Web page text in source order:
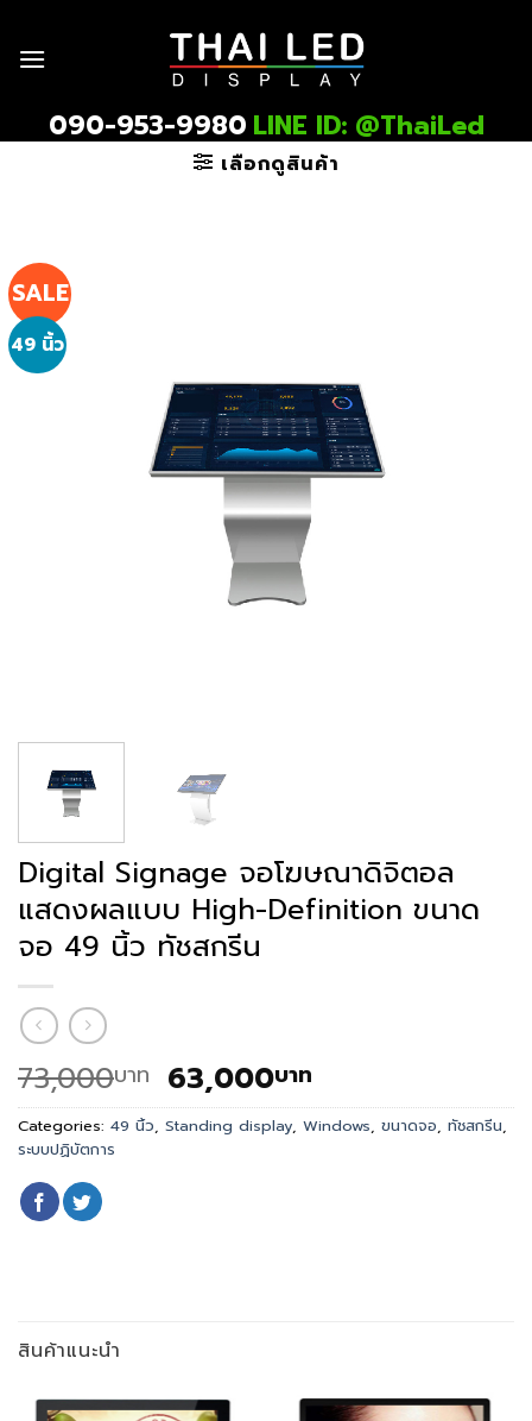
content
090-953-9980 LINE ID: @ThaiLed
เลือกดูสินค้า
SALE
49 นิ้ว
Digital Signage จอโฆษณาดิจิตอล
แสดงผลแบบ High-Definition ขนาด
จอ 49 นิ้ว ทัชสกรีน
73,000บาท Original
price
was:
63,000บาท
price
is:
Categories: 49 นิ้ว, Standing display, Windows, ขนาดจอ, ทัชสกรีน,
ระบบปฏิบัตการ
สินค้าแนะนำ